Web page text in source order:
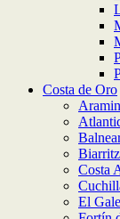
Costa de Oro
Biarritz
Costa
El